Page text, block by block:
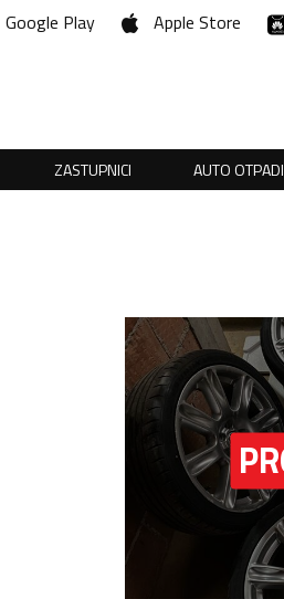
Google Play Apple Store
ZASTUPNICI AUTO OTPADI